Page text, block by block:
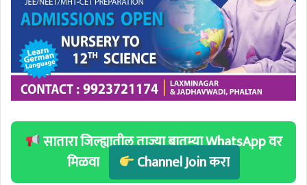
सातारा जिल्ह्यातील ताज्या बातम्या WhatsApp वर
मिळवा
Channel Join करा